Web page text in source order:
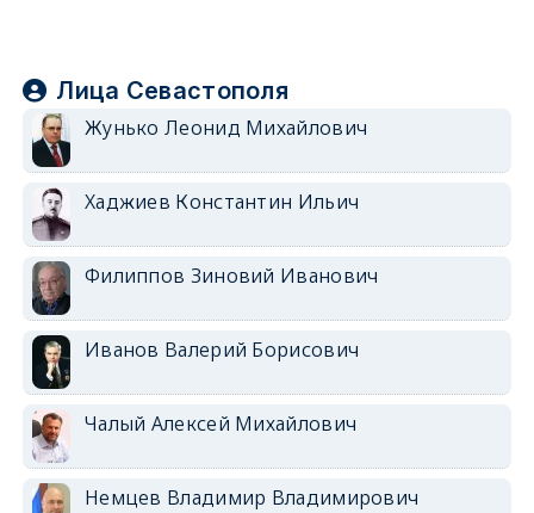
Лица Севастополя
Жунько Леонид Михайлович
Хаджиев Константин Ильич
Филиппов Зиновий Иванович
Иванов Валерий Борисович
Чалый Алексей Михайлович
Немцев Владимир Владимирович